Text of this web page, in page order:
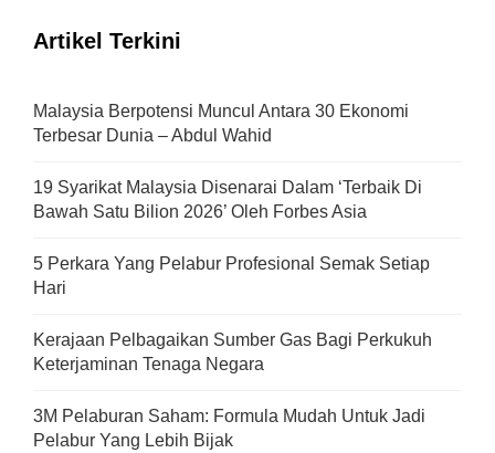
Artikel Terkini
Malaysia Berpotensi Muncul Antara 30 Ekonomi
Terbesar Dunia – Abdul Wahid
19 Syarikat Malaysia Disenarai Dalam ‘Terbaik Di
Bawah Satu Bilion 2026’ Oleh Forbes Asia
5 Perkara Yang Pelabur Profesional Semak Setiap
Hari
Kerajaan Pelbagaikan Sumber Gas Bagi Perkukuh
Keterjaminan Tenaga Negara
3M Pelaburan Saham: Formula Mudah Untuk Jadi
Pelabur Yang Lebih Bijak